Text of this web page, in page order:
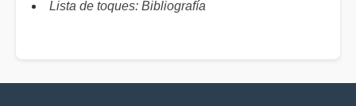
Lista de toques: Bibliografía